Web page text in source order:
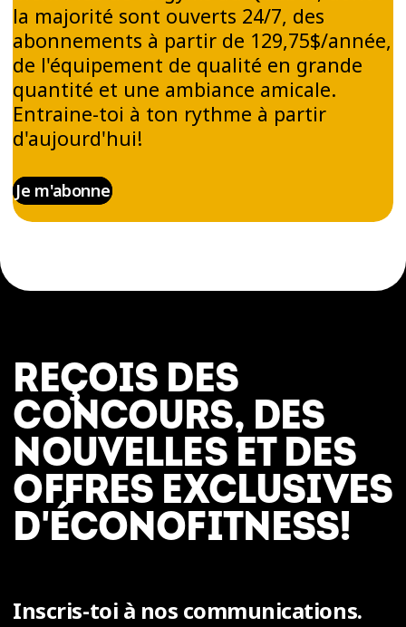
la majorité sont ouverts 24/7, des
abonnements à partir de 129,75$/année,
de l'équipement de qualité en grande
quantité et une ambiance amicale.
Entraine-toi à ton rythme à partir
d'aujourd'hui!
Je m'abonne
REÇOIS DES
CONCOURS, DES
NOUVELLES ET DES
OFFRES EXCLUSIVES
D'ÉCONOFITNESS!
Inscris-toi à nos communications.